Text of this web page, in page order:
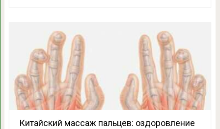
Китайский массаж пальцев: оздоровление